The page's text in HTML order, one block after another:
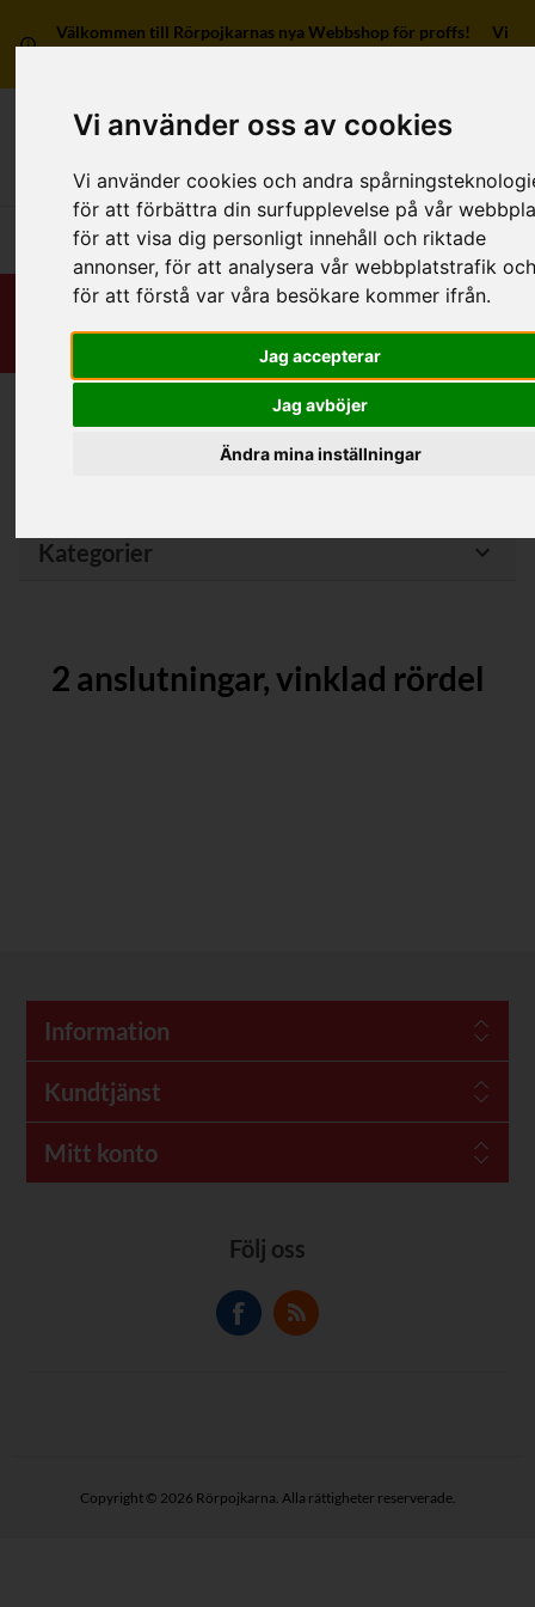
Vi använder oss av cookies
Vi använder cookies och andra
för att förbättra din surfupplevelse på vår
för att visa dig personligt innehåll och riktade
annonser, för att analysera vår webbplatstrafik
för att förstå var våra besökare kommer ifrån.
Jag accepterar
Jag avböjer
Ändra mina inställningar
Välkommen till Rörpojkarnas nya Webbshop för proffs! Vi
Huvudmeny
/ RSK-Kategorier / Rördelar & Kopplingar
/
Klämhylsa mekanisk
/
Kategorier
2 anslutningar, vinklad rördel
Information
Kundtjänst
Mitt konto
Följ oss
Copyright © 2026 Rörpojkarna. Alla rättigheter reserverade.